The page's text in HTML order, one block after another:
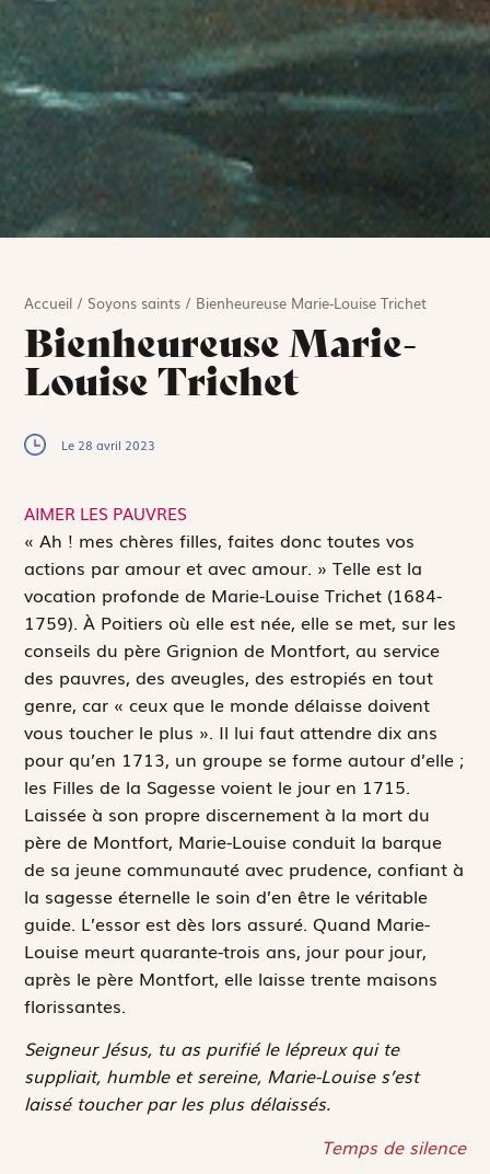
Accueil / Soyons saints / Bienheureuse Marie-Louise Trichet
Bienheureuse Marie-
Louise Trichet
Le 28 avril 2023
AIMER LES PAUVRES
«Ah ! mes chères filles, faites donc toutes vos
actions par amour et avec amour. » Telle est la
vocation profonde de Marie-Louise Trichet (1684-
1759). À Poitiers où elle est née, elle se met, sur les
conseils du père Grignion de Montfort, au service
des pauvres, des aveugles, des estropiés en tout
genre, car « ceux que le monde délaisse doivent
vous toucher le plus ». Il lui faut attendre dix ans
pour qu’en 1713, un groupe se forme autour d’elle ;
les Filles de la Sagesse voient le jour en 1715.
Laissée à son propre discernement à la mort du
père de Montfort, Marie-Louise conduit la barque
de sa jeune communauté avec prudence, confiant à
la sagesse éternelle le soin d’en être le véritable
guide. L’essor est dès lors assuré. Quand Marie-
Louise meurt quarante-trois ans, jour pour jour,
après le père Montfort, elle laisse trente maisons
florissantes.
Seigneur Jésus, tu as purifié le lépreux qui te
suppliait, humble et sereine, Marie-Louise s’est
laissé toucher par les plus délaissés.
Temps de silence